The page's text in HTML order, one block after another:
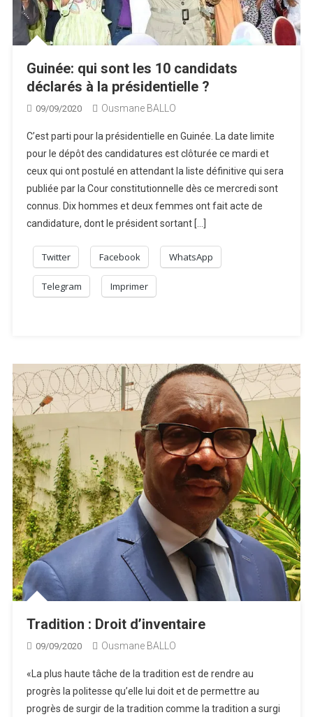
Guinée: qui sont les 10 candidats
déclarés à la présidentielle ?
09/09/2020 Ousmane BALLO
C’est parti pour la présidentielle en Guinée. La date limite
pour le dépôt des candidatures est clôturée ce mardi et
ceux qui ont postulé en attendant la liste définitive qui sera
publiée par la Cour constitutionnelle dès ce mercredi sont
connus. Dix hommes et deux femmes ont fait acte de
candidature, dont le président sortant […]
Twitter Facebook WhatsApp
Telegram Imprimer
Tradition : Droit d’inventaire
09/09/2020 Ousmane BALLO
«La plus haute tâche de la tradition est de rendre au
progrès la politesse qu’elle lui doit et de permettre au
progrès de surgir de la tradition comme la tradition a surgi